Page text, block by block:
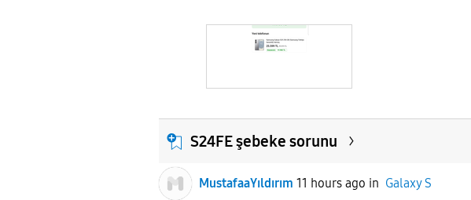
S24FE şebeke sorunu
MustafaaYıldırım 11 hours ago in Galaxy S